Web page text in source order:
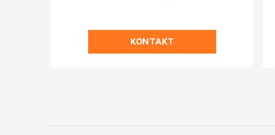
KONTAKT